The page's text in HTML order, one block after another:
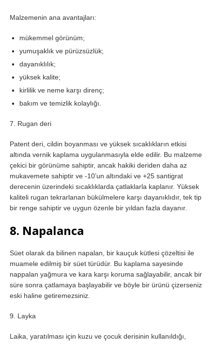
Malzemenin ana avantajları:
mükemmel görünüm;
yumuşaklık ve pürüzsüzlük;
dayanıklılık;
yüksek kalite;
kirlilik ve neme karşı direnç;
bakım ve temizlik kolaylığı.
7. Rugan deri
Patent deri, cildin boyanması ve yüksek sıcaklıkların etkisi
altında vernik kaplama uygulanmasıyla elde edilir. Bu malzeme
çekici bir görünüme sahiptir, ancak hakiki deriden daha az
mukavemete sahiptir ve -10’un altındaki ve +25 santigrat
derecenin üzerindeki sıcaklıklarda çatlaklarla kaplanır. Yüksek
kaliteli rugan tekrarlanan bükülmelere karşı dayanıklıdır, tek tip
bir renge sahiptir ve uygun özenle bir yıldan fazla dayanır.
8. Napalanca
Süet olarak da bilinen napalan, bir kauçuk kütlesi çözeltisi ile
muamele edilmiş bir süet türüdür. Bu kaplama sayesinde
nappalan yağmura ve kara karşı koruma sağlayabilir, ancak bir
süre sonra çatlamaya başlayabilir ve böyle bir ürünü çizerseniz
eski haline getiremezsiniz.
9. Layka
Laika, yaratılması için kuzu ve çocuk derisinin kullanıldığı,